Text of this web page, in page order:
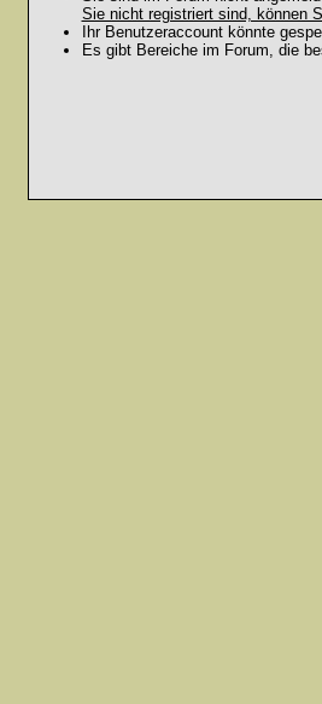
Sie nicht registriert sind, können
Ihr Benutzeraccount könnte
Es gibt Bereiche im Forum, die